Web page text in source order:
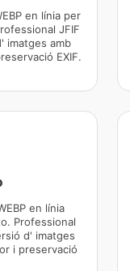
en línia per
JFIF
imatges amb
EXIF.
en línia
Professional
d' imatges
i preservació